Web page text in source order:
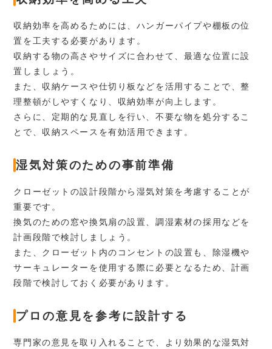
収納効率を高めるためには、ハンガーパイプや棚板の位
置を工夫する必要があります。
収納する物の高さやサイズに合わせて、最適な位置に設
置しましょう。
また、収納ケースや仕切り板などを活用することで、整
理整頓がしやすくなり、収納効率が向上します。
さらに、定期的な見直しを行い、不要な物を処分するこ
とで、収納スペースを有効活用できます。
湿気対策のための事前準備
クローゼットの設計段階から湿気対策を考慮することが
重要です。
換気のための窓や換気扇の設置、調湿素材の採用などを
計画段階で検討しましょう。
また、クローゼット内のコンセントの設置も、除湿機や
サーキュレーターを使用する際に必要となるため、計画
段階で検討しておく必要があります。
プロの意見を参考に設計する
専門家の意見を取り入れることで、より効果的な湿気対